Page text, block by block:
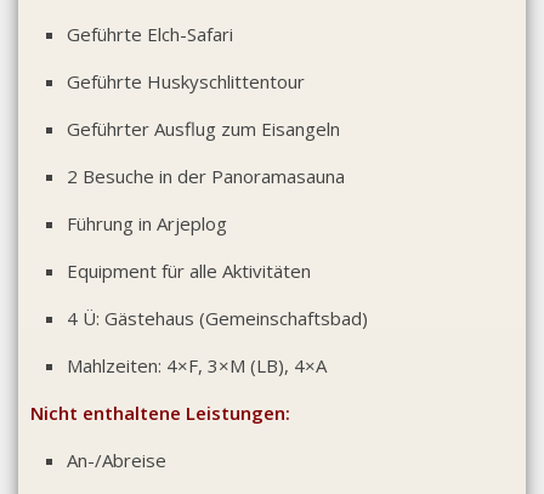
Geführte Elch-Safari
Geführte Huskyschlittentour
Geführter Ausflug zum Eisangeln
2 Besuche in der Panoramasauna
Führung in Arjeplog
Equipment für alle Aktivitäten
4 Ü: Gästehaus (Gemeinschaftsbad)
Mahlzeiten: 4×F, 3×M (LB), 4×A
Nicht enthaltene Leistungen:
An-/Abreise